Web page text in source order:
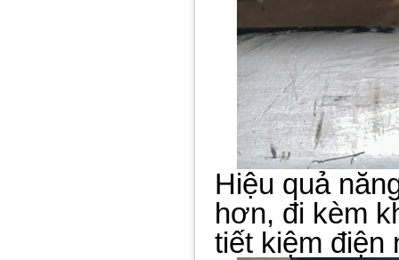
Hiệu quả
hơn, đi kèm
tiết kiệm điện